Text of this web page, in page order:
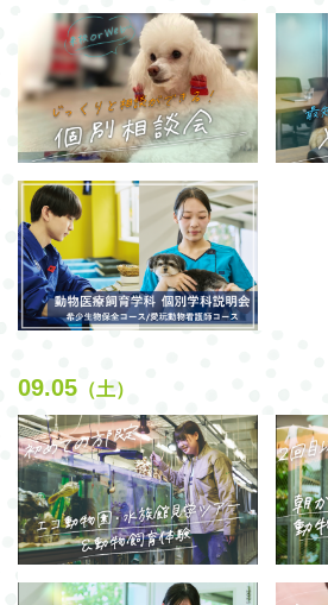
09.05 （土）